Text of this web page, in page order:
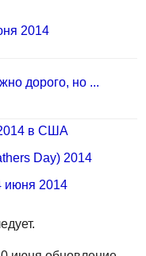
2014
дорого, но ...
в США
Day) 2014
июня 2014